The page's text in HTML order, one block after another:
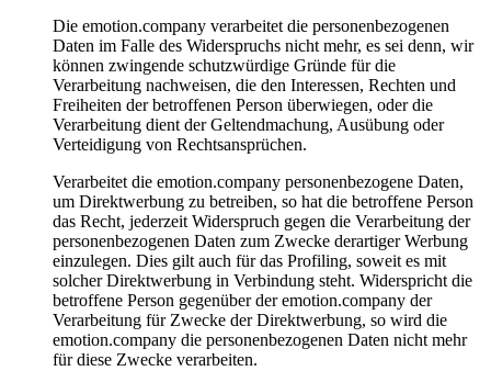
Die emotion.company verarbeitet die personenbezogenen
Daten im Falle des Widerspruchs nicht mehr, es sei denn, wir
können zwingende schutzwürdige Gründe für die
Verarbeitung nachweisen, die den Interessen, Rechten und
Freiheiten der betroffenen Person überwiegen, oder die
Verarbeitung dient der Geltendmachung, Ausübung oder
Verteidigung von Rechtsansprüchen.
Verarbeitet die emotion.company personenbezogene Daten,
um Direktwerbung zu betreiben, so hat die betroffene Person
das Recht, jederzeit Widerspruch gegen die Verarbeitung der
personenbezogenen Daten zum Zwecke derartiger Werbung
einzulegen. Dies gilt auch für das Profiling, soweit es mit
solcher Direktwerbung in Verbindung steht. Widerspricht die
betroffene Person gegenüber der emotion.company der
Verarbeitung für Zwecke der Direktwerbung, so wird die
emotion.company die personenbezogenen Daten nicht mehr
für diese Zwecke verarbeiten.